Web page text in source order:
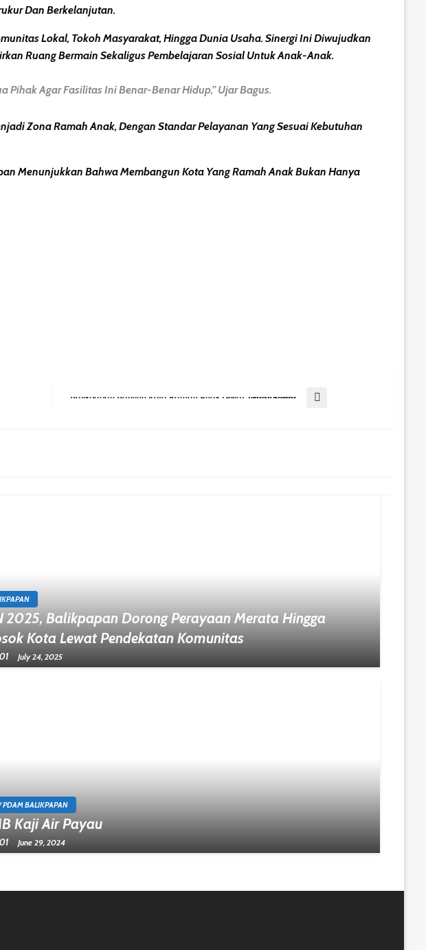
Dan Berkelanjutan.
Lokal, Tokoh Masyarakat, Hingga Dunia Usaha. Sinergi Ini Diwujudkan
Ruang Bermain Sekaligus Pembelajaran Sosial Untuk Anak-Anak.
Agar Fasilitas Ini Benar-Benar Hidup,” Ujar Bagus.
Zona Ramah Anak, Dengan Standar Pelayanan Yang Sesuai Kebutuhan
Menunjukkan Bahwa Membangun Kota Yang Ramah Anak Bukan Hanya
Next Post Balikpapan Bangun Kota Ramah Anak Lewat Transformasi Lintas Sektor
2025, Balikpapan Dorong Perayaan Merata Hingga
Kota Lewat Pendekatan Komunitas
July 24, 2025
PDAM BALIKPAPAN
Kaji Air Payau
June 29, 2024